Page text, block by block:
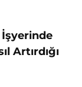
Artırdığı